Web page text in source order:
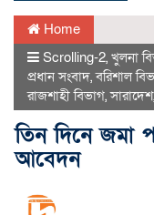
Home
Scrolling-2, খুলনা
প্রধান সংবাদ,বরিশাল
রাজশাহী বিভাগ,সারাদেশ
তিন দিনে জমা
আবেদন